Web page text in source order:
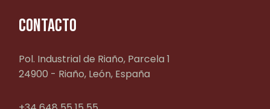
CONTACTO
Pol. Industrial de Riaño, Parcela 1
24900 - Riaño, León, España